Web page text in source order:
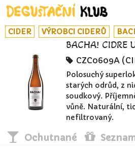
CIDER VÝROBCI CIDERŮ
BACHA! CIDRE
CZC0609A
Polosuchý
starých odrůd, z
soudkový.
vůně. Naturální,
nefiltrovaný.
Ochutnané